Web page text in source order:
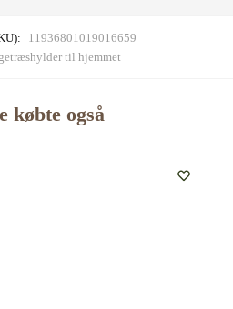
11936801019016659
til hjemmet
købte også